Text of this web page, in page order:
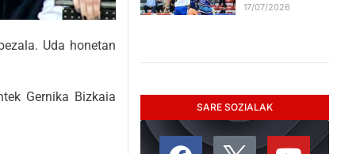
Uda honetan
Gernika Bizkaia
17/07/2026
SARE SOZIALAK